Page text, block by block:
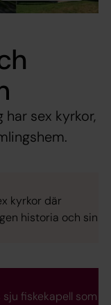
har sex kyrkor,
kyrkor där
historia och sin
fiskekapell som